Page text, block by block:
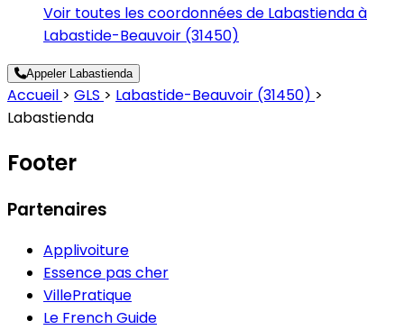
Voir toutes les coordonnées de Labastienda à
Labastide-Beauvoir (31450)
Appeler Labastienda
Accueil > GLS > Labastide-Beauvoir (31450) >
Labastienda
Footer
Partenaires
Applivoiture
Essence pas cher
VillePratique
Le French Guide